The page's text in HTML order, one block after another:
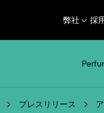
弊社 採
プレスリリース